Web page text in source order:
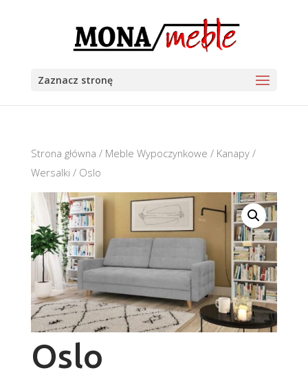
Zaznacz stronę
Strona główna / Meble Wypoczynkowe / Kanapy /
Wersalki / Oslo
Oslo